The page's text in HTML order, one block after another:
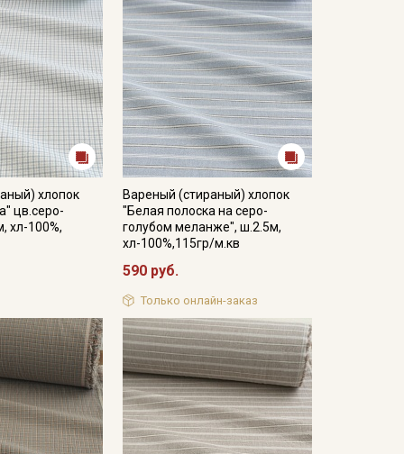
хлопок
цв.серо-
хл-100%,
Вареный (стираный) хлопок
"Белая полоска на серо-
голубом меланже", ш.2.5м,
хл-100%,115гр/м.кв
590 руб.
Только онлайн-заказ